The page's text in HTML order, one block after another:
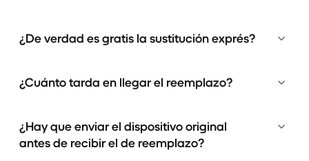
¿De verdad es gratis la sustitución exprés?
¿Cuánto tarda en llegar el reemplazo?
¿Hay que enviar el dispositivo original
antes de recibir el de reemplazo?